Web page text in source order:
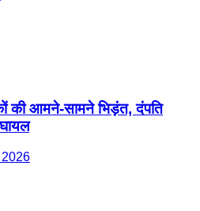
की आमने-सामने भिड़ंत, दंपति